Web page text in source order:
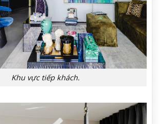
Khu vực tiếp khách.